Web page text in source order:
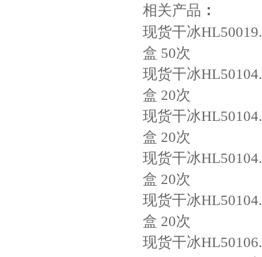
相关产品 ：
现货干冰
盒 50次
现货干冰
盒 20次
现货干冰
盒 20次
现货干冰
盒 20次
现货干冰
盒 20次
现货干冰